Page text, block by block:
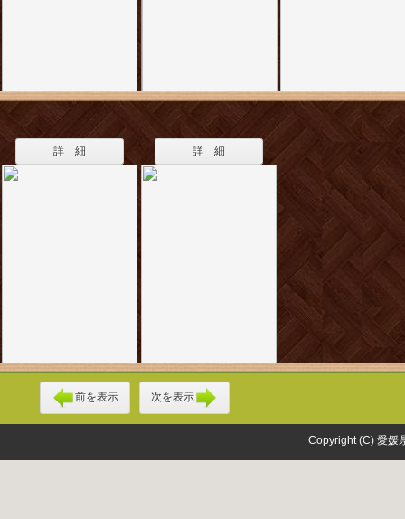
詳 細 詳 細
前を表示 次を表示
Copyright (C) 愛媛